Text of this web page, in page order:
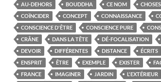
AU-DEHORS
BOUDDHA CE NOM CHOSES
COÏNCIDER
CONCEPT CONNAISSANCE
CONSCIENCE D'ÊTRE
CONSCIENCE PURE
CRÂNE
DANS LA TÊTE DÉ-FOCALISATION
DEVOIR
DIFFÉRENTES DISTANCE ÉCRITS
ENSPRIT
ÊTRE EXEMPLE EXISTER
FRANCE
IMAGINER JARDIN L'EXTÉRIEUR